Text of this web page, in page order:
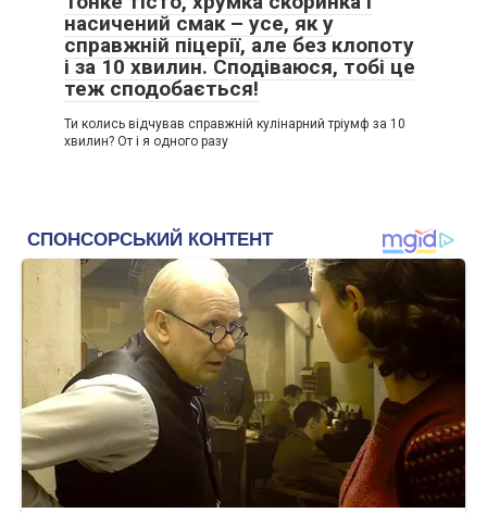
насичений смак – усе, як у
справжній піцерії, але без клопоту
і за 10 хвилин. Сподіваюся, тобі це
теж сподобається!
Ти колись відчував справжній кулінарний тріумф за 10
хвилин? От і я одного разу